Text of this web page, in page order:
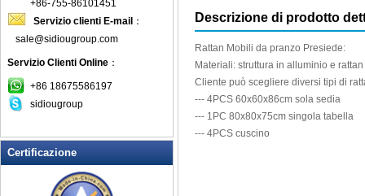
Mosaico mobili da giardino
Panche invasatura
Panchina da giardino
Patio Set
Pits fuoco all'aperto
Rocking Chairs all'aperto
Sedia pieghevole
Sedie patio esterno
+86-755-86101451
Servizio clienti E-mail ：
sale@sidiougroup.com
Servizio Clienti Online ：
+86 18675586197
sidiougroup
Certificazione
Descrizione di prodotto
Rattan Mobili da pranzo Presiede:
Materiali: struttura in alluminio e rattan
Cliente può scegliere diversi tipi di
--- 4PCS 60x60x86cm sola sedia
--- 1PC 80x80x75cm singola tabella
--- 4PCS cuscino